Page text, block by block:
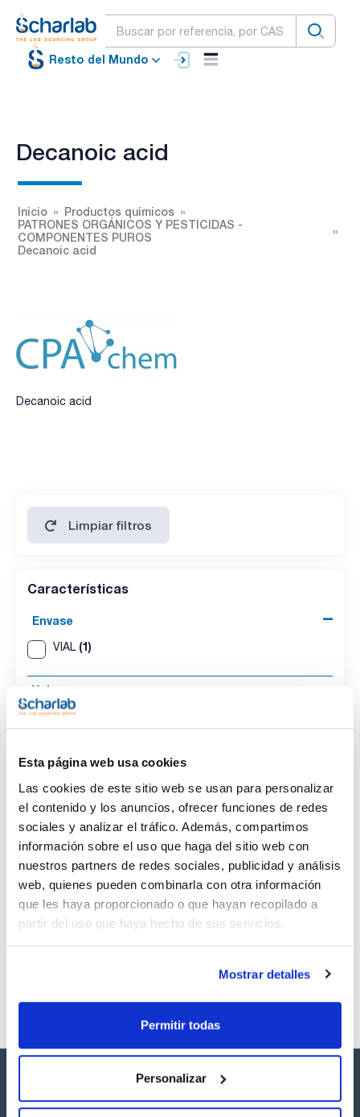
Esta página web usa cookies
Las cookies de este sitio web se usan para personalizar
el contenido y los anuncios, ofrecer funciones de redes
sociales y analizar el tráfico. Además, compartimos
información sobre el uso que haga del sitio web con
nuestros partners de redes sociales, publicidad y análisis
web, quienes pueden combinarla con otra información
que les haya proporcionado o que hayan recopilado a
partir del uso que haya hecho de sus servicios.
Mostrar detalles
Permitir todas
Personalizar
Resto del Mundo
Decanoic acid
Inicio
Productos químicos
PATRONES ORGÁNICOS Y PESTICIDAS -
COMPONENTES PUROS
Decanoic acid
Decanoic acid
Limpiar filtros
Características
Envase
VIAL (1)
Volumen
250 mg
CAS
[334-48-5](1)
Envase
VIAL
Volumen
250 mg
CAS
[334-48-5]
Referencia
SB4480250M
x250mg
Precio
Comprar